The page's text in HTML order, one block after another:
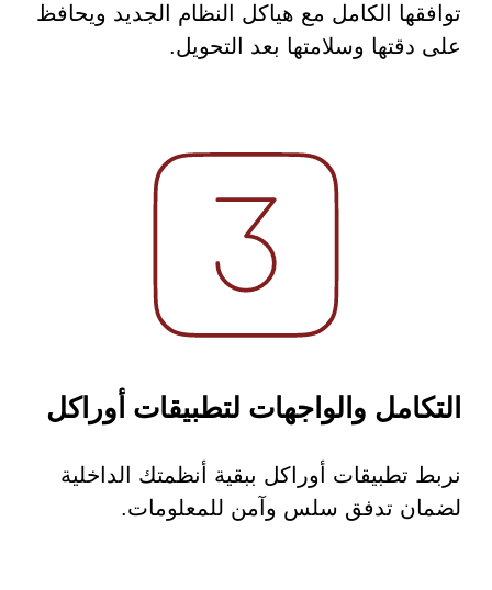
توافقها الكامل مع هياكل النظام الجديد ويحافظ
على دقتها وسلامتها بعد التحويل.
التكامل والواجهات لتطبيقات أوراكل
نربط تطبيقات أوراكل ببقية أنظمتك الداخلية
لضمان تدفق سلس وآمن للمعلومات.